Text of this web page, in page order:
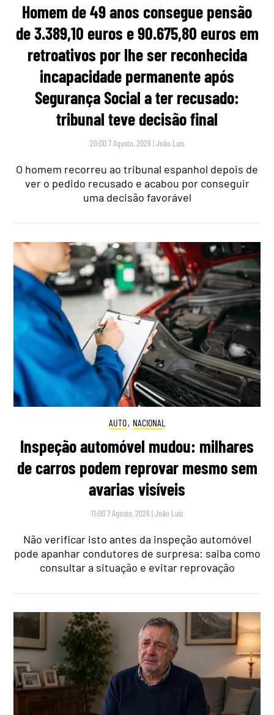
Homem de 49 anos consegue pensão
de 3.389,10 euros e 90.675,80 euros em
retroativos por lhe ser reconhecida
incapacidade permanente após
Segurança Social a ter recusado:
tribunal teve decisão final
20:00 7 Agosto, 2026 |João Luís
O homem recorreu ao tribunal espanhol depois de
ver o pedido recusado e acabou por conseguir
uma decisão favorável
AUTO, NACIONAL
Inspeção automóvel mudou: milhares
de carros podem reprovar mesmo sem
avarias visíveis
11:00 7 Agosto, 2026 |João Luís
Não verificar isto antes da inspeção automóvel
pode apanhar condutores de surpresa: saiba como
consultar a situação e evitar reprovação